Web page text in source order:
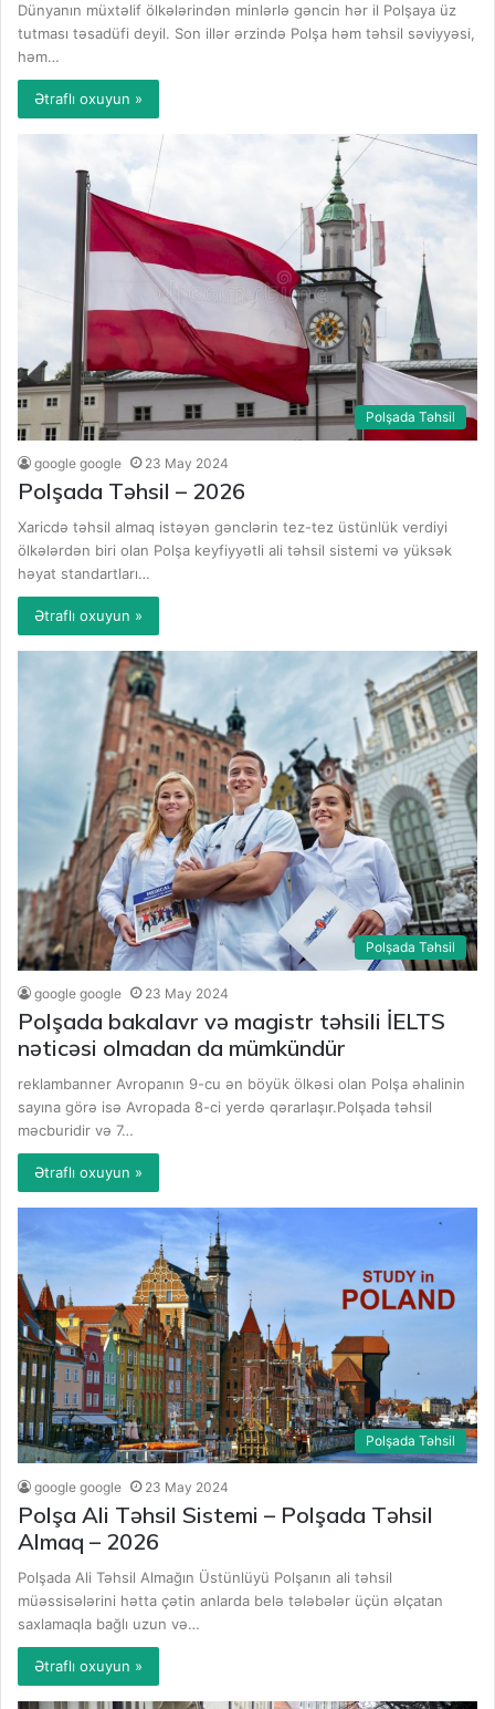
Dünyanın müxtəlif ölkələrindən minlərlə gəncin hər il Polşaya üz
tutması təsadüfi deyil. Son illər ərzində Polşa həm təhsil səviyyəsi,
həm…
Ətraflı oxuyun »
Polşada Təhsil
google google 23 May 2024
Polşada Təhsil – 2026
Xaricdə təhsil almaq istəyən gənclərin tez-tez üstünlük verdiyi
ölkələrdən biri olan Polşa keyfiyyətli ali təhsil sistemi və yüksək
həyat standartları…
Ətraflı oxuyun »
Polşada Təhsil
google google 23 May 2024
Polşada bakalavr və magistr təhsili İELTS
nəticəsi olmadan da mümkündür
reklambanner Avropanın 9-cu ən böyük ölkəsi olan Polşa əhalinin
sayına görə isə Avropada 8-ci yerdə qərarlaşır.Polşada təhsil
məcburidir və 7…
Ətraflı oxuyun »
Polşada Təhsil
google google 23 May 2024
Polşa Ali Təhsil Sistemi – Polşada Təhsil
Almaq – 2026
Polşada Ali Təhsil Almağın Üstünlüyü Polşanın ali təhsil
müəssisələrini hətta çətin anlarda belə tələbələr üçün əlçatan
saxlamaqla bağlı uzun və…
Ətraflı oxuyun »